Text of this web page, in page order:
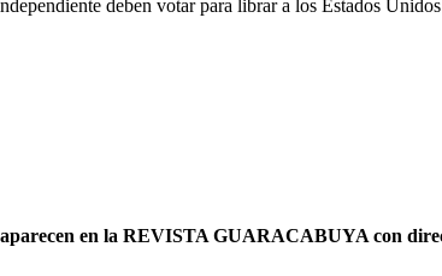
deben votar para librar a los Estados
en la REVISTA GUARACABUYA con